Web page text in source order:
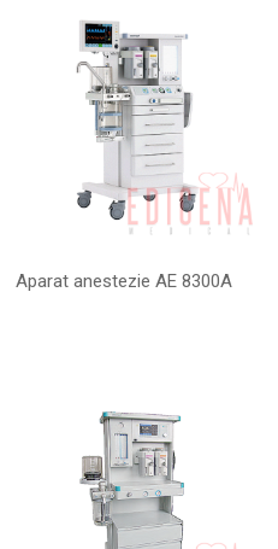
Aparat anestezie AE 8300A